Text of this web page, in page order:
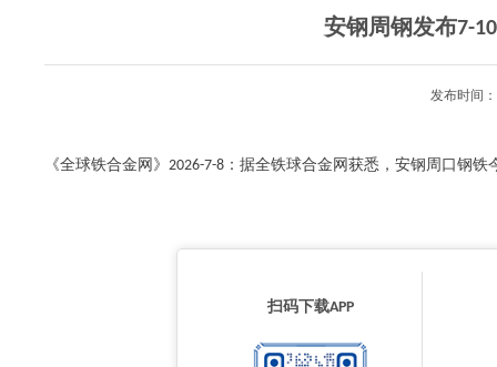
安钢周钢发布7-
发布时间
《全球铁合金网》2026-7-8：据全铁球合金网获悉，安钢周口钢
扫码下载APP